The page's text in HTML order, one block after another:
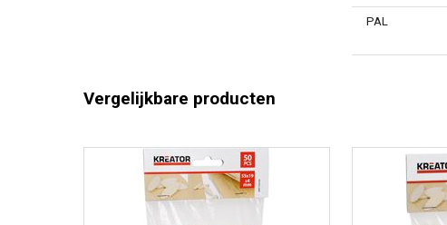
PAL
Vergelijkbare producten